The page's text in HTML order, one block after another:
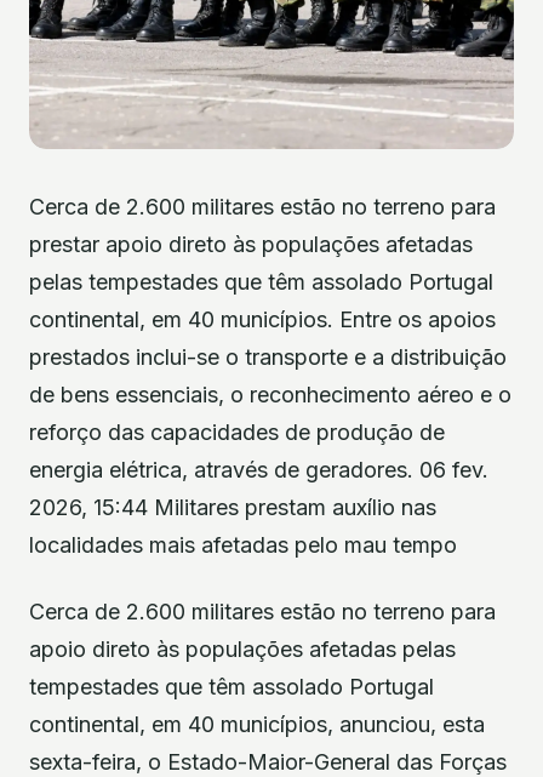
Cerca de 2.600 militares estão no terreno para
prestar apoio direto às populações afetadas
pelas tempestades que têm assolado Portugal
continental, em 40 municípios. Entre os apoios
prestados inclui-se o transporte e a distribuição
de bens essenciais, o reconhecimento aéreo e o
reforço das capacidades de produção de
energia elétrica, através de geradores. 06 fev.
2026, 15:44 Militares prestam auxílio nas
localidades mais afetadas pelo mau tempo
Cerca de 2.600 militares estão no terreno para
apoio direto às populações afetadas pelas
tempestades que têm assolado Portugal
continental, em 40 municípios, anunciou, esta
sexta-feira, o Estado-Maior-General das Forças